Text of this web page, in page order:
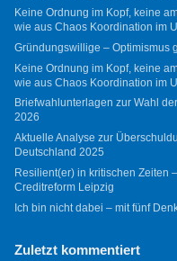
Keine Ordnung im Kopf, keine
wie aus Chaos Koordination im
Gründungswillige – Optimismus
Keine Ordnung im Kopf, keine
wie aus Chaos Koordination im
Briefwahlunterlagen zur Wahl
2026
Aktuelle Analyse zur
Deutschland 2025
Resilient(er) in kritischen Zeiten
Creditreform Leipzig
Ich bin nicht dabei – mit fünf
Zuletzt kommentiert